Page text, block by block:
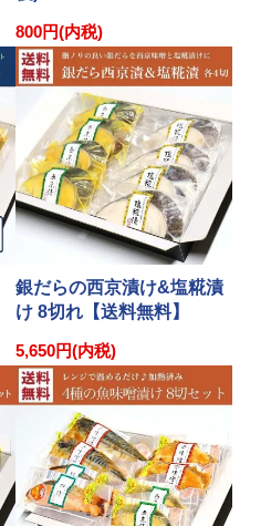
800円(内税)
銀だらの西京漬け&塩糀漬
け 8切れ【送料無料】
5,650円(内税)